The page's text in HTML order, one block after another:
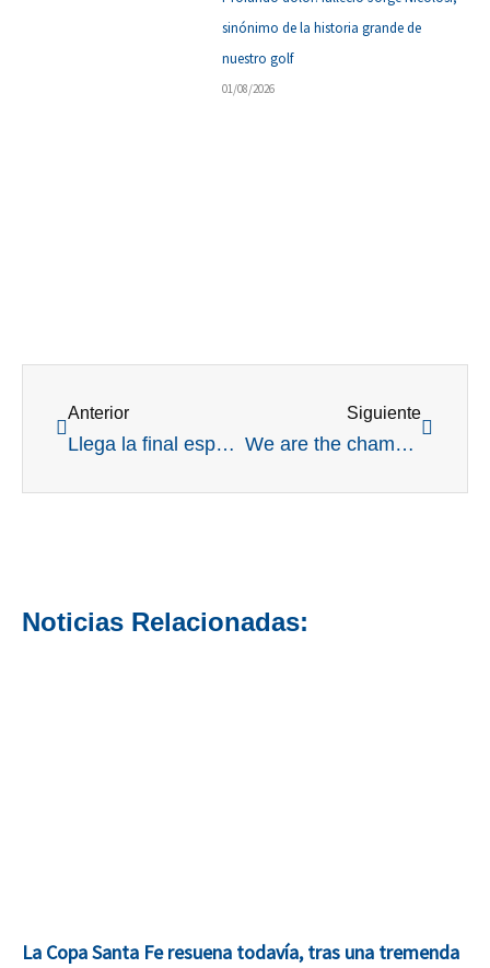
sinónimo de la historia grande de
nuestro golf
01/08/2026
Anterior
Llega la final esperada: tras las qualys, la Copa Santa Fe se define en un formato donde todos son importantes
Siguiente
We are the champions: el equipo campeón de la Copa Santa Fe y de la Copa Federación, compartieron su alegría en Club House Golf
Noticias Relacionadas:
La Copa Santa Fe resuena todavía, tras una tremenda